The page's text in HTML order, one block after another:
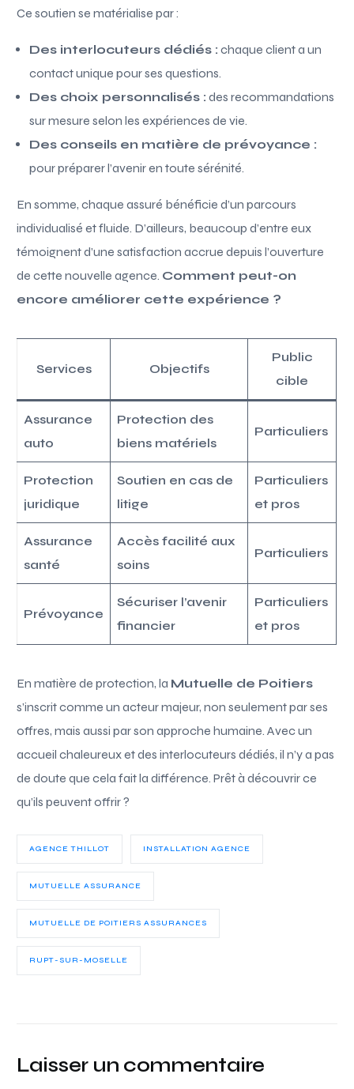
Ce soutien se matérialise par :
Des interlocuteurs dédiés : chaque client a un
contact unique pour ses questions.
Des choix personnalisés : des recommandations
sur mesure selon les expériences de vie.
Des conseils en matière de prévoyance :
pour préparer l’avenir en toute sérénité.
En somme, chaque assuré bénéficie d’un parcours
individualisé et fluide. D’ailleurs, beaucoup d’entre eux
témoignent d’une satisfaction accrue depuis l’ouverture
de cette nouvelle agence. Comment peut-on
encore améliorer cette expérience ?
Services Objectifs
Public
cible
Assurance
auto
Protection des
biens matériels
Particuliers
Protection
juridique
Soutien en cas de
litige
Particuliers
et pros
Assurance
santé
Accès facilité aux
soins
Particuliers
Prévoyance
Sécuriser l’avenir
financier
Particuliers
et pros
En matière de protection, la Mutuelle de Poitiers
s’inscrit comme un acteur majeur, non seulement par ses
offres, mais aussi par son approche humaine. Avec un
accueil chaleureux et des interlocuteurs dédiés, il n’y a pas
de doute que cela fait la différence. Prêt à découvrir ce
qu’ils peuvent offrir ?
AGENCE THILLOT INSTALLATION AGENCE
MUTUELLE ASSURANCE
MUTUELLE DE POITIERS ASSURANCES
RUPT-SUR-MOSELLE
Laisser un commentaire